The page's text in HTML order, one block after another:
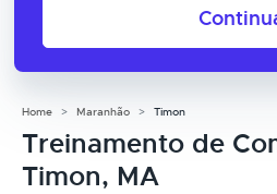
Home Maranhão Timon
Treinamento de
Timon, MA